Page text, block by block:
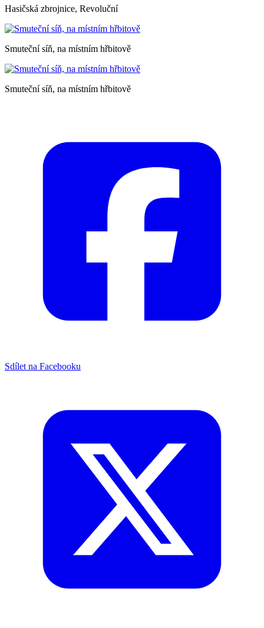
Hasičská zbrojnice, Revoluční
Smuteční síň, na místním hřbitově
Smuteční síň, na místním hřbitově
Sdílet na Facebooku